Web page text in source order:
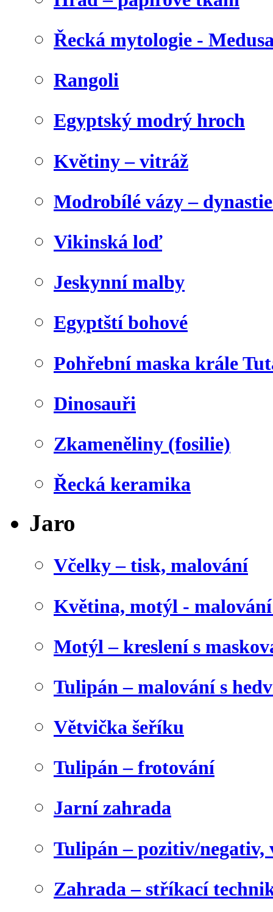
Řecká mytologie -
Rangoli
Egyptský modrý hroch
Květiny – vitráž
Modrobílé vázy –
Vikinská loď
Jeskynní malby
Egyptští bohové
Pohřební maska krále
Dinosauři
Zkameněliny (fosilie)
Řecká keramika
Jaro
Včelky – tisk, malování
Květina, motýl -
Motýl – kreslení s
Tulipán – malování s
Větvička šeříku
Tulipán – frotování
Jarní zahrada
Tulipán – pozitiv/negativ,
Zahrada – stříkací